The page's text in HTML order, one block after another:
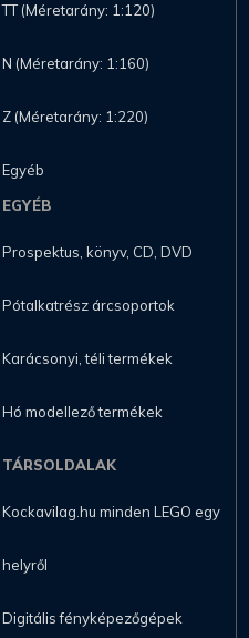
TT (Méretarány: 1:120)
N (Méretarány: 1:160)
Z (Méretarány: 1:220)
Egyéb
EGYÉB
Prospektus, könyv, CD, DVD
Pótalkatrész árcsoportok
Karácsonyi, téli termékek
Hó modellező termékek
TÁRSOLDALAK
Kockavilag.hu minden LEGO egy
helyről
Digitális fényképezőgépek